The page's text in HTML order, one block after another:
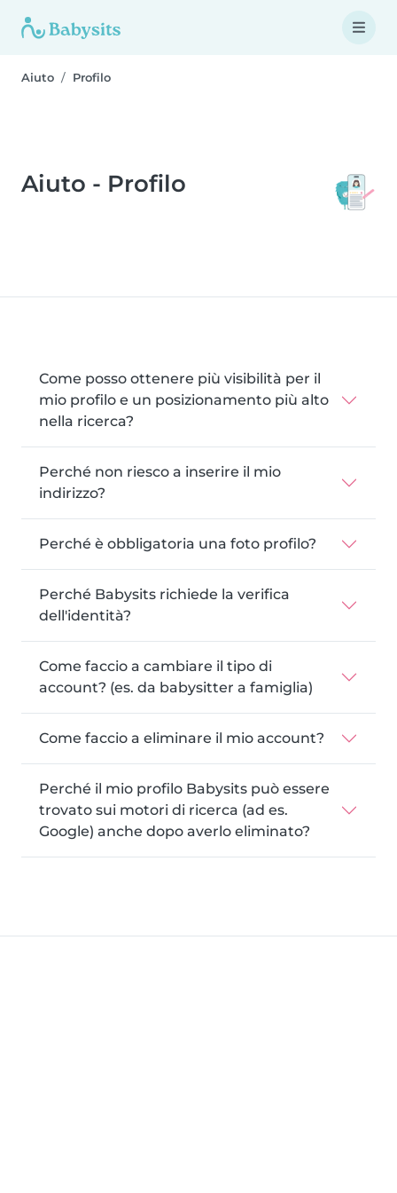
Aiuto Profilo
Aiuto - Profilo
Come posso ottenere più visibilità per il
mio profilo e un posizionamento più alto
nella ricerca?
Perché non riesco a inserire il mio
indirizzo?
Perché è obbligatoria una foto profilo?
Perché Babysits richiede la verifica
dell'identità?
Come faccio a cambiare il tipo di
account? (es. da babysitter a famiglia)
Come faccio a eliminare il mio account?
Perché il mio profilo Babysits può essere
trovato sui motori di ricerca (ad es.
Google) anche dopo averlo eliminato?